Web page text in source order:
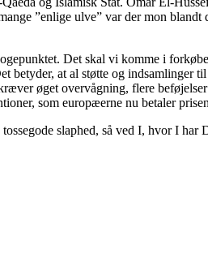
”enlige ulve” var der mon blandt
Det skal vi komme i
at al støtte og indsamlinger til
øget overvågning, flere
som europæerne nu betaler
slaphed, så ved I, hvor I har